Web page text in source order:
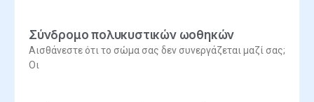
Σύνδρομο πολυκυστικών ωοθηκών
Αισθάνεστε ότι το σώμα σας δεν συνεργάζεται μαζί σας;
Οι